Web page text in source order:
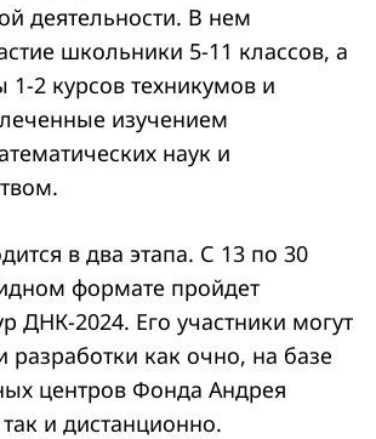
деятельности. В нем
школьники 5-11 классов, а
1-2 курсов техникумов и
изучением
наук и
в два этапа. С 13 по 30
формате пройдет
ДНК-2024. Его участники могут
как очно, на базе
центров Фонда Андрея
и дистанционно.